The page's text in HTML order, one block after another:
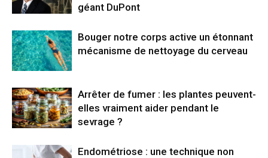
géant DuPont
Bouger notre corps active un étonnant
mécanisme de nettoyage du cerveau
Arrêter de fumer : les plantes peuvent-
elles vraiment aider pendant le
sevrage ?
Endométriose : une technique non